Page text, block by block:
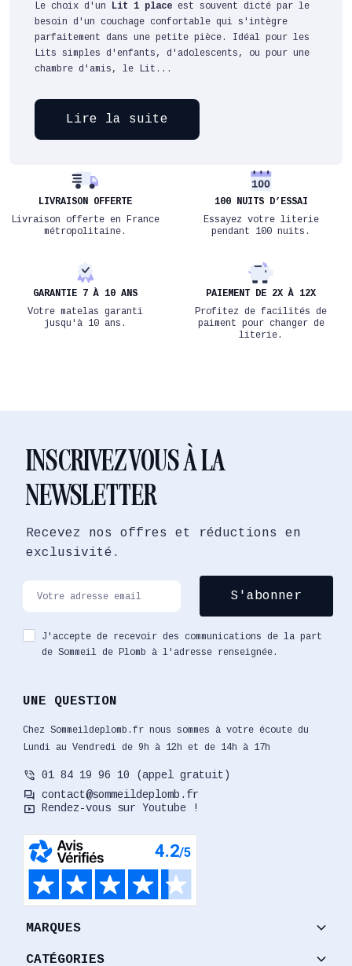
Le choix d'un Lit 1 place est souvent dicté par le
besoin d'un couchage confortable qui s'intègre
parfaitement dans une petite pièce. Idéal pour les
Lits simples d'enfants, d'adolescents, ou pour une
chambre d'amis, le Lit...
Lire la suite
LIVRAISON OFFERTE
Livraison offerte en France
métropolitaine.
100 NUITS D’ESSAI
Essayez votre literie
pendant 100 nuits.
GARANTIE 7 À 10 ANS
Votre matelas garanti
jusqu'à 10 ans.
PAIEMENT DE 2X À 12X
Profitez de facilités de
paiment pour changer de
literie.
INSCRIVEZ VOUS À LA
NEWSLETTER
Recevez nos offres et réductions en
exclusivité.
J'accepte de recevoir des communications de la part
de Sommeil de Plomb à l'adresse renseignée.
UNE QUESTION
Chez Sommeildeplomb.fr nous sommes à votre écoute du
Lundi au Vendredi de 9h à 12h et de 14h à 17h
phone_in_talk 01 84 19 96 10 (appel gratuit)
forum contact@sommeildeplomb.fr
smart_display Rendez-vous sur Youtube !
MARQUES keyboard_arrow_down
CATÉGORIES keyboard_arrow_down